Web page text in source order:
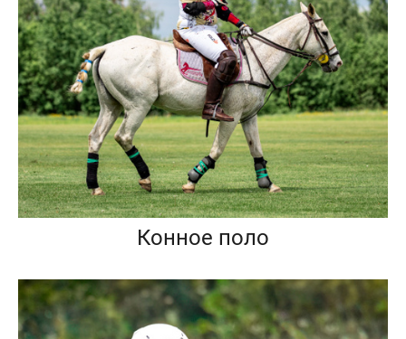
Конное поло